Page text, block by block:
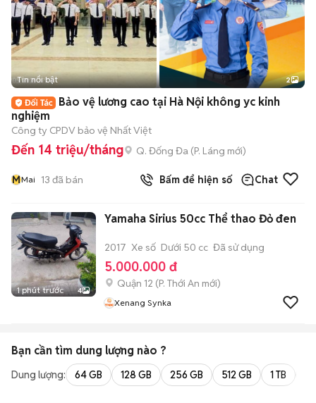
Tin nổi bật 2
Bảo vệ lương cao tại Hà Nội không yc kinh
nghiệm
Công ty CPDV bảo vệ Nhất Việt
Đến 14 triệu/tháng Q. Đống Đa (P. Láng mới)
MMai 13 đã bán Bấm để hiện số Chat
1 phút trước 4
Yamaha Sirius 50cc Thể thao Đỏ đen
2017 Xe số Dưới 50 cc Đã sử dụng
5.000.000 đ
Quận 12 (P. Thới An mới)
Xenang Synka
Bạn cần tìm dung lượng nào ?
Dung lượng: 64 GB 128 GB 256 GB 512 GB 1 TB